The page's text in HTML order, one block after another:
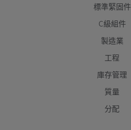
標準緊固件
C級組件
製造業
工程
庫存管理
質量
分配